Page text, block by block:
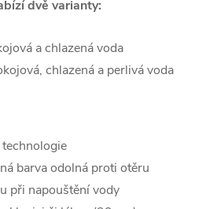
dvě varianty:
a chlazená voda
chlazená a perlivá voda
barva odolná proti otěru
při napouštění vody